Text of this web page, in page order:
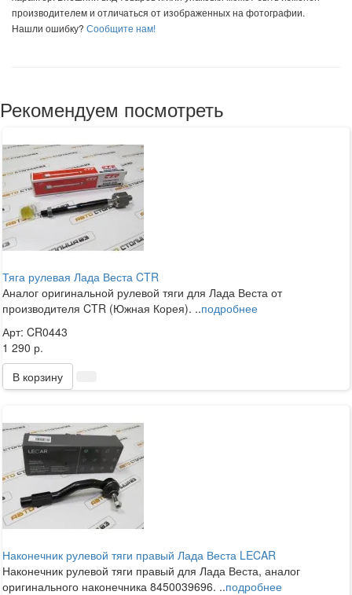
производителем и отличаться от изображенных на фотографии.
Нашли ошибку? Сообщите нам!
Рекомендуем посмотреть
Тяга рулевая Лада Веста CTR
Аналог оригинальной рулевой тяги для Лада Веста от
производителя CTR (Южная Корея). ..подробнее
Арт: CR0443
1 290 р.
В корзину
Наконечник рулевой тяги правый Лада Веста LECAR
Наконечник рулевой тяги правый для Лада Веста, аналог
оригинального наконечника 8450039696. ..подробнее